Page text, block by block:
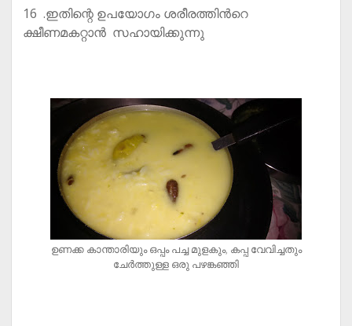
16 .ഇതിന്റെ ഉപയോഗം ശരീരത്തിൻറെ
ക്ഷീണമകറ്റാൻ സഹായിക്കുന്നു
ഉണക്ക കാന്താരിയും ഒപ്പം പച്ച മുളകും, കപ്പ വേവിച്ചതും
ചേർത്തുള്ള ഒരു പഴങ്കഞ്ഞി